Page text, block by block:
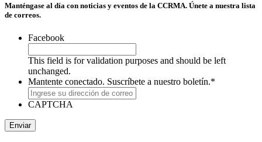
Manténgase al día con noticias y eventos de la CCRMA. Únete a nuestra lista
de correos.
Facebook
This field is for validation purposes and should be left
unchanged.
Mantente conectado. Suscríbete a nuestro boletín.*
CAPTCHA